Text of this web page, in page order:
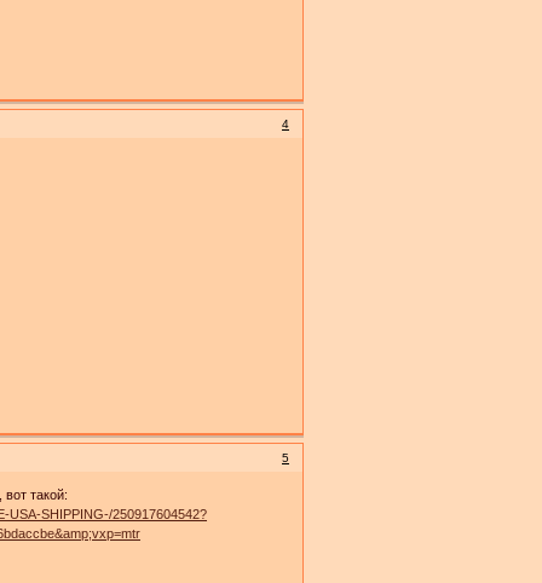
4
5
такой:
USA-SHIPPING-/250917604542?